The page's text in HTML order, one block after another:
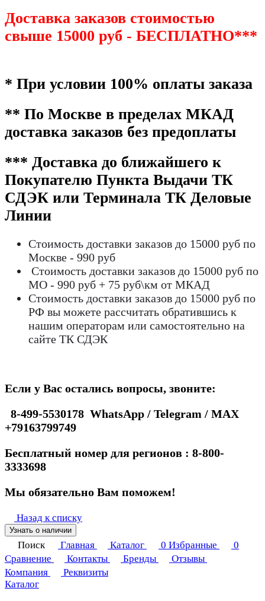
Доставка заказов стоимостью
свыше 15000 руб - БЕСПЛАТНО***
* При условии 100% оплаты заказа
** По Москве в пределах МКАД
доставка заказов без предоплаты
*** Доставка до ближайшего к
Покупателю Пункта Выдачи ТК
СДЭК или Терминала ТК Деловые
Линии
Стоимость доставки заказов до 15000 руб по
Москве - 990 руб
Стоимость доставки заказов до 15000 руб по
МО - 990 руб + 75 руб\км от МКАД
Стоимость доставки заказов до 15000 руб по
РФ вы можете рассчитать обратившись к
нашим операторам или самостоятельно на
сайте ТК СДЭК
Если у Вас остались вопросы, звоните:
8-499-5530178 WhatsApp / Telegram / MAX
+79163799749
Бесплатный номер для регионов : 8-800-
3333698
Мы обязательно Вам поможем!
Назад к списку
Узнать о наличии
Поиск Главная Каталог 0 Избранные
0
Сравнение
Контакты Бренды
Отзывы
Компания
Реквизиты
Каталог